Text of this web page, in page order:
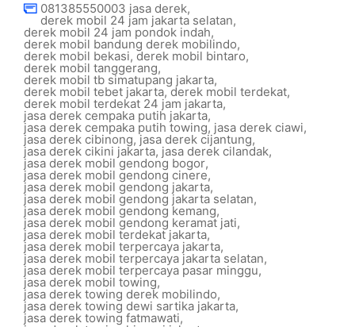
081385550003 jasa derek,
derek mobil 24 jam jakarta selatan,
derek mobil 24 jam pondok indah,
derek mobil bandung derek mobilindo,
derek mobil bekasi, derek mobil bintaro,
derek mobil tanggerang,
derek mobil tb simatupang jakarta,
derek mobil tebet jakarta,derek mobil terdekat,
derek mobil terdekat 24 jam jakarta,
jasa derek cempaka putih jakarta,
jasa derek cempaka putih towing, jasa derek ciawi,
jasa derek cibinong,jasa derek cijantung,
jasa derek cikini jakarta, jasa derek cilandak,
jasa derek mobil gendong bogor,
jasa derek mobil gendong cinere,
jasa derek mobil gendong jakarta,
jasa derek mobil gendong jakarta selatan,
jasa derek mobil gendong kemang,
jasa derek mobil gendong keramat jati,
jasa derek mobil terdekat jakarta,
jasa derek mobil terpercaya jakarta,
jasa derek mobil terpercaya jakarta selatan,
jasa derek mobil terpercaya pasar minggu,
jasa derek mobil towing,
jasa derek towing derek mobilindo,
jasa derek towing dewi sartika jakarta,
jasa derek towing fatmawati,